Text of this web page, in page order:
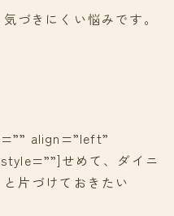
づきにくい悩みです。
align=”left”
せめて、ダイニ
片づけておきたい